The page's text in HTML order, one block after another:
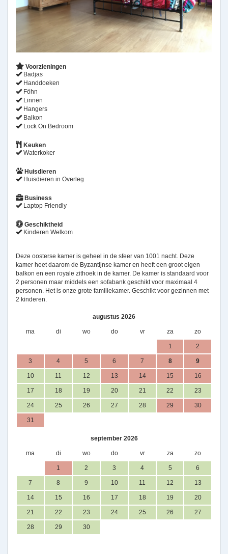
Voorzieningen
Badjas
Handdoeken
Föhn
Linnen
Hangers
Balkon
Lock On Bedroom
Keuken
Waterkoker
Huisdieren
Huisdieren in Overleg
Business
Laptop Friendly
Geschiktheid
Kinderen Welkom
Deze oosterse kamer is geheel in de sfeer van 1001 nacht. Deze
kamer heet daarom de Byzantijnse kamer en heeft een groot eigen
balkon en een royale zithoek in de kamer. De kamer is standaard voor
2 personen maar middels een sofabank geschikt voor maximaal 4
personen. Het is onze grote familiekamer. Geschikt voor gezinnen met
2 kinderen.
augustus 2026
ma di wo do vr za zo
1 2
3 4 5 6 7 8 9
10 11 12 13 14 15 16
17 18 19 20 21 22 23
24 25 26 27 28 29 30
31
september 2026
ma di wo do vr za zo
1 2 3 4 5 6
7 8 9 10 11 12 13
14 15 16 17 18 19 20
21 22 23 24 25 26 27
28 29 30